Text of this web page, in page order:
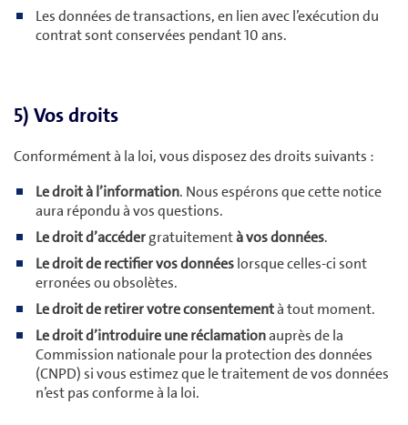
Les données de transactions, en lien avec l’exécution du
contrat sont conservées pendant 10 ans.
5) Vos droits
Conformément à la loi, vous disposez des droits suivants :
Le droit à l’information. Nous espérons que cette notice
aura répondu à vos questions.
Le droit d’accédergratuitementà vos données.
Le droit de rectifier vos donnéeslorsque celles-ci sont
erronées ou obsolètes.
Le droit de retirer votre consentementà tout moment.
Le droit d’introduire une réclamationauprès de la
Commission nationale pour la protection des données
(CNPD) si vous estimez que le traitement de vos données
n’est pas conforme à la loi.